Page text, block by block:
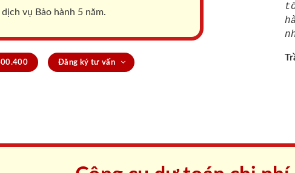
vụ Bảo hành 5 năm.
Đăng ký tư vấn